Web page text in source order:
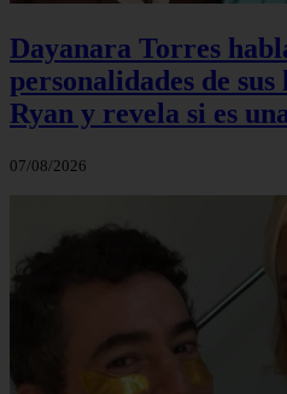
Dayanara Torres
personalidades de
Ryan y revela si es
07/08/2026